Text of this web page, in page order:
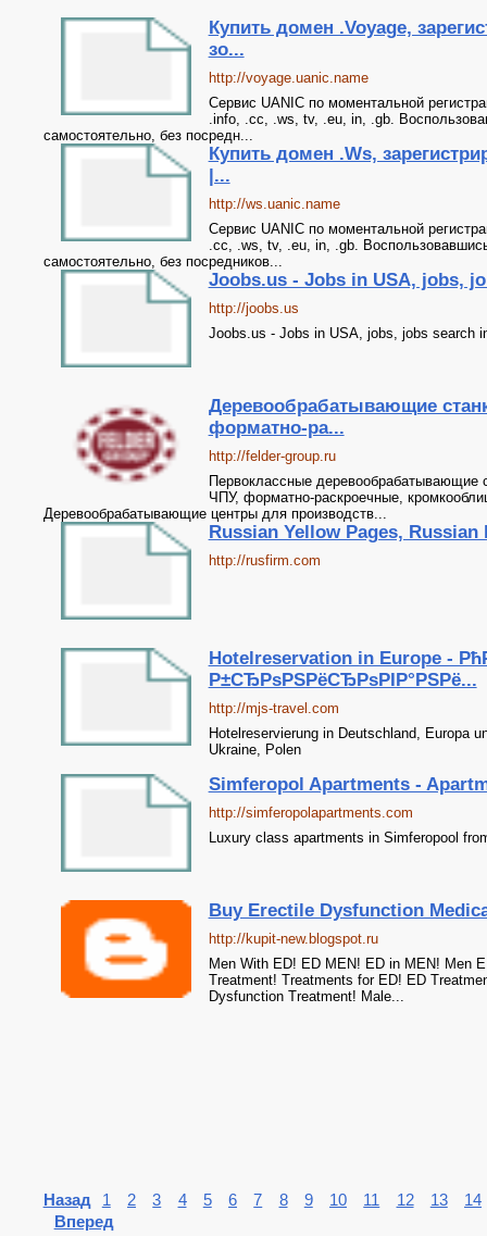
Купить домен .Voyage,
зо...
http://voyage.uanic.name
Сервис UANIC по моментальной
.info, .cc, .ws, tv, .eu, in, .gb.
самостоятельно, без посредн...
Купить домен .Ws,
|...
http://ws.uanic.name
Сервис UANIC по моментальной
.cc, .ws, tv, .eu, in, .gb.
самостоятельно, без посредников...
Joobs.us - Jobs in USA, jobs,
http://joobs.us
Joobs.us - Jobs in USA, jobs, jobs search
Деревообрабатывающие
форматно-ра...
http://felder-group.ru
Первоклассные деревообрабатывающие
ЧПУ, форматно-раскроечные,
Деревообрабатывающие центры для производств...
Russian Yellow Pages,
http://rusfirm.com
Hotelreservation in Europe -
Р±СЂРѕРЅРёСЂРѕРІР°РЅРё...
http://mjs-travel.com
Hotelreservierung in Deutschland, Europa
Ukraine, Polen
Simferopol Apartments -
http://simferopolapartments.com
Luxury class apartments in Simferopool
Buy Erectile Dysfunction
http://kupit-new.blogspot.ru
Men With ED! ED MEN! ED in MEN! Men
Treatment! Treatments for ED! ED
Dysfunction Treatment! Male...
Назад 1 2 3 4 5 6 7 8 9 10 11 12 13
14
Вперед